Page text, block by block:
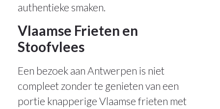
authentieke smaken.
Vlaamse Frieten en
Stoofvlees
Een bezoek aan Antwerpen is niet
compleet zonder te genieten van een
portie knapperige Vlaamse frieten met